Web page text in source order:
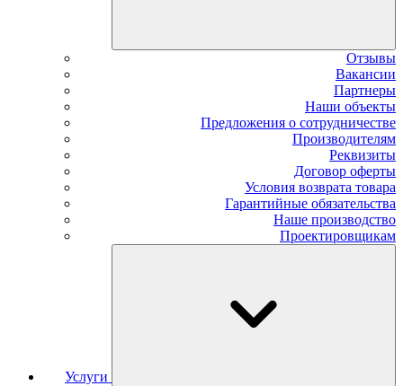
Отзывы
Вакансии
Партнеры
Наши объекты
Предложения о сотрудничестве
Производителям
Реквизиты
Договор оферты
Условия возврата товара
Гарантийные обязательства
Наше производство
Проектировщикам
Услуги